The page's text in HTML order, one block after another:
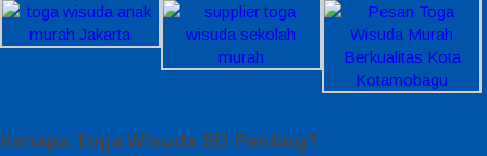
Kenapa Toga Wisuda SD Penting?